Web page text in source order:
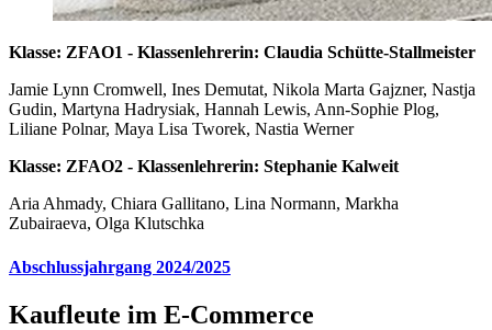
Klasse: ZFAO1 - Klassenlehrerin: Claudia Schütte-Stallmeister
Jamie Lynn Cromwell, Ines Demutat, Nikola Marta Gajzner, Nastja
Gudin, Martyna Hadrysiak, Hannah Lewis, Ann-Sophie Plog,
Liliane Polnar, Maya Lisa Tworek, Nastia Werner
Klasse: ZFAO2 - Klassenlehrerin: Stephanie Kalweit
Aria Ahmady, Chiara Gallitano, Lina Normann, Markha
Zubairaeva, Olga Klutschka
Abschlussjahrgang 2024/2025
Kaufleute im E-Commerce